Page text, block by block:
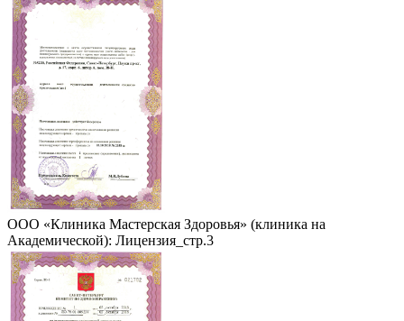
ООО «Клиника Мастерская Здоровья» (клиника на
Академической): Лицензия_стр.3